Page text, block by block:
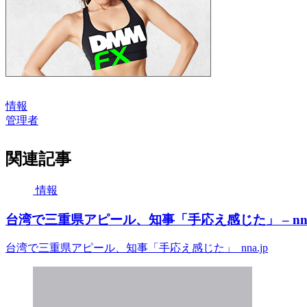
情報
管理者
関連記事
情報
台湾で三重県アピール、知事「手応え感じた」 –
台湾で三重県アピール、知事「手応え感じた」 nna.jp